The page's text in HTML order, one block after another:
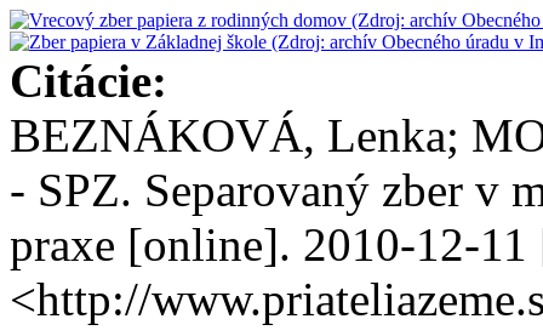
Citácie:
BEZNÁKOVÁ, Lenka;
- SPZ. Separovaný zber v
praxe [online]. 2010-12-11
<http://